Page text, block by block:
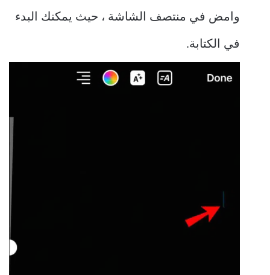
وامض في منتصف الشاشة ، حيث يمكنك البدء
في الكتابة.